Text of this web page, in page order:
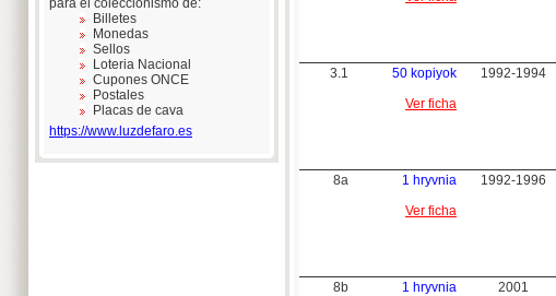
para el coleccionismo de:
Billetes
Monedas
Sellos
Loteria Nacional
Cupones ONCE
Postales
Placas de cava
https://www.luzdefaro.es
3.1
50 kopiyok
Ver ficha
1992-1994
8a
1 hryvnia
Ver ficha
1992-1996
8b
1 hryvnia
2001